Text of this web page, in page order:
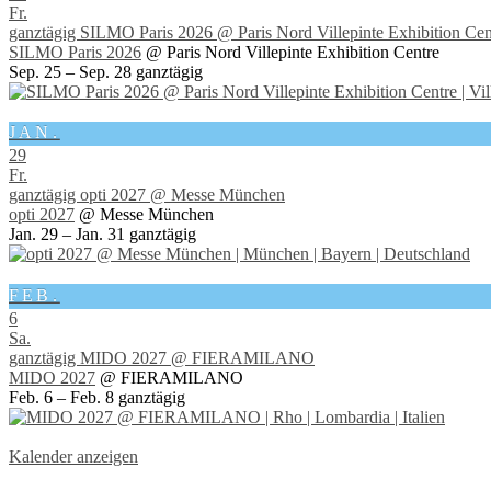
Fr.
ganztägig SILMO Paris 2026 @ Paris Nord Villepinte Exhibition
SILMO Paris 2026 @ Paris Nord Villepinte Exhibition Centre
Sep. 25 – Sep. 28 ganztägig
JAN.
29
Fr.
ganztägig opti 2027 @ Messe München
opti 2027 @ Messe München
Jan. 29 – Jan. 31 ganztägig
FEB.
6
Sa.
ganztägig MIDO 2027 @ FIERAMILANO
MIDO 2027 @ FIERAMILANO
Feb. 6 – Feb. 8 ganztägig
Kalender anzeigen